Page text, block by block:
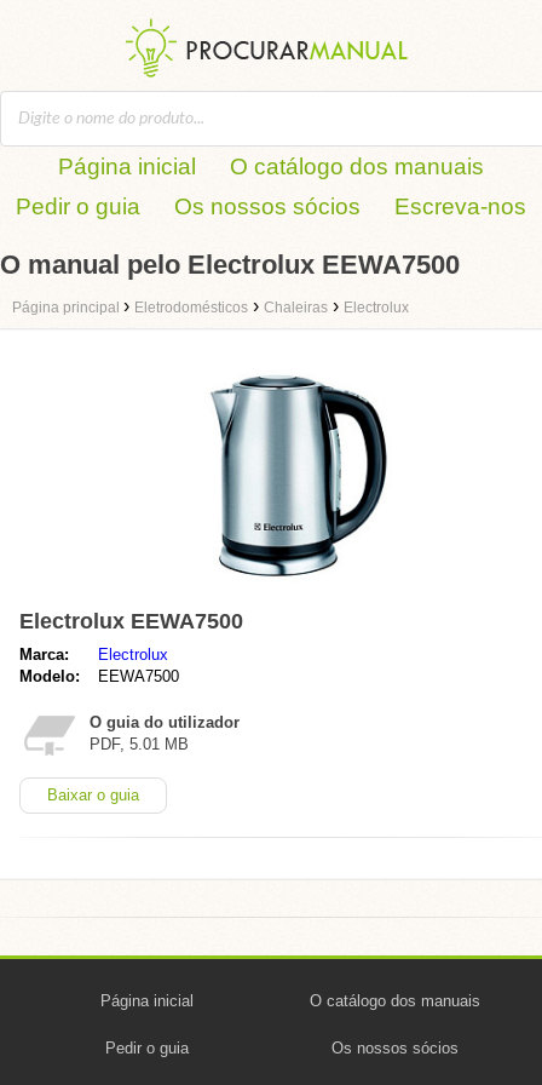
Página inicial
O catálogo dos manuais
Pedir o guia
Os nossos sócios Escreva-nos
O manual pelo Electrolux EEWA7500
Página principal › Eletrodomésticos › Chaleiras › Electrolux
Electrolux EEWA7500
Marca:
Electrolux
Modelo:
EEWA7500
O guia do utilizador
PDF, 5.01 MB
Baixar o guia
Página inicial O catálogo dos manuais
Pedir o guia Os nossos sócios